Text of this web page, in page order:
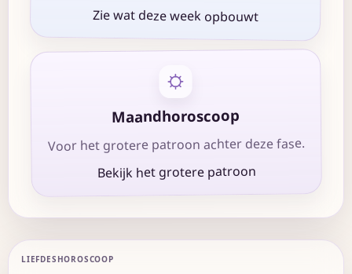
Zie wat deze week opbouwt
Maandhoroscoop
Voor het grotere patroon achter deze fase.
Bekijk het grotere patroon
LIEFDESHOROSCOOP